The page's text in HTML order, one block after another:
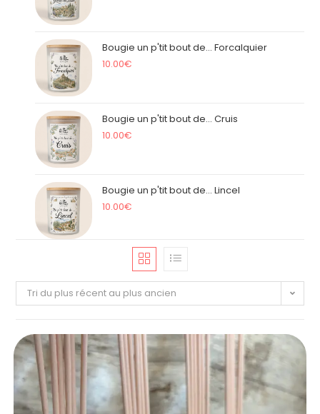
Bougie un p'tit bout de... Forcalquier
10.00€
Bougie un p'tit bout de... Cruis
10.00€
Bougie un p'tit bout de... Lincel
10.00€
Tri du plus récent au plus ancien